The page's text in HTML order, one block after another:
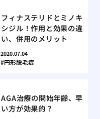
フィナステリドとミノキ
シジル！作用と効果の違
い、併用のメリット
2020.07.04
円形脱毛症
AGA治療の開始年齢、早
い方が効果的？